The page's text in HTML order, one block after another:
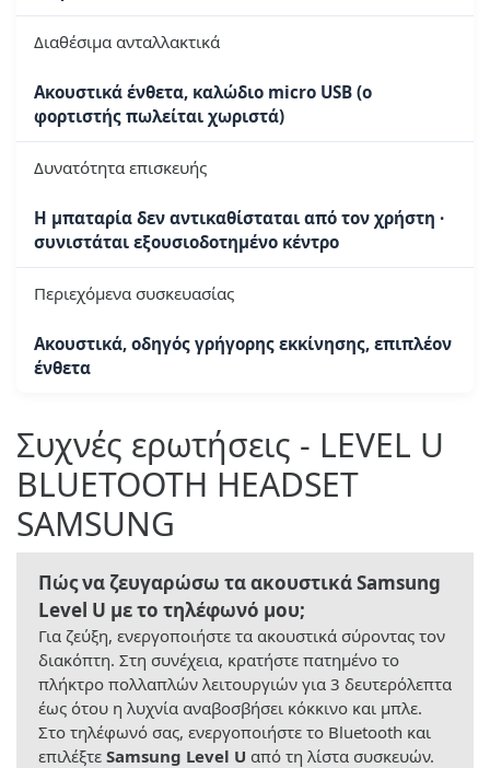
Διαθέσιμα ανταλλακτικά
Ακουστικά ένθετα, καλώδιο micro USB (ο
φορτιστής πωλείται χωριστά)
Δυνατότητα επισκευής
Η μπαταρία δεν αντικαθίσταται από τον χρήστη ·
συνιστάται εξουσιοδοτημένο κέντρο
Περιεχόμενα συσκευασίας
Ακουστικά, οδηγός γρήγορης εκκίνησης, επιπλέον
ένθετα
Συχνές ερωτήσεις - LEVEL U
BLUETOOTH HEADSET
SAMSUNG
Πώς να ζευγαρώσω τα ακουστικά Samsung
Level U με το τηλέφωνό μου;
Για ζεύξη, ενεργοποιήστε τα ακουστικά σύροντας τον
διακόπτη. Στη συνέχεια, κρατήστε πατημένο το
πλήκτρο πολλαπλών λειτουργιών για 3 δευτερόλεπτα
έως ότου η λυχνία αναβοσβήσει κόκκινο και μπλε.
Στο τηλέφωνό σας, ενεργοποιήστε το Bluetooth και
επιλέξτε Samsung Level U από τη λίστα συσκευών.